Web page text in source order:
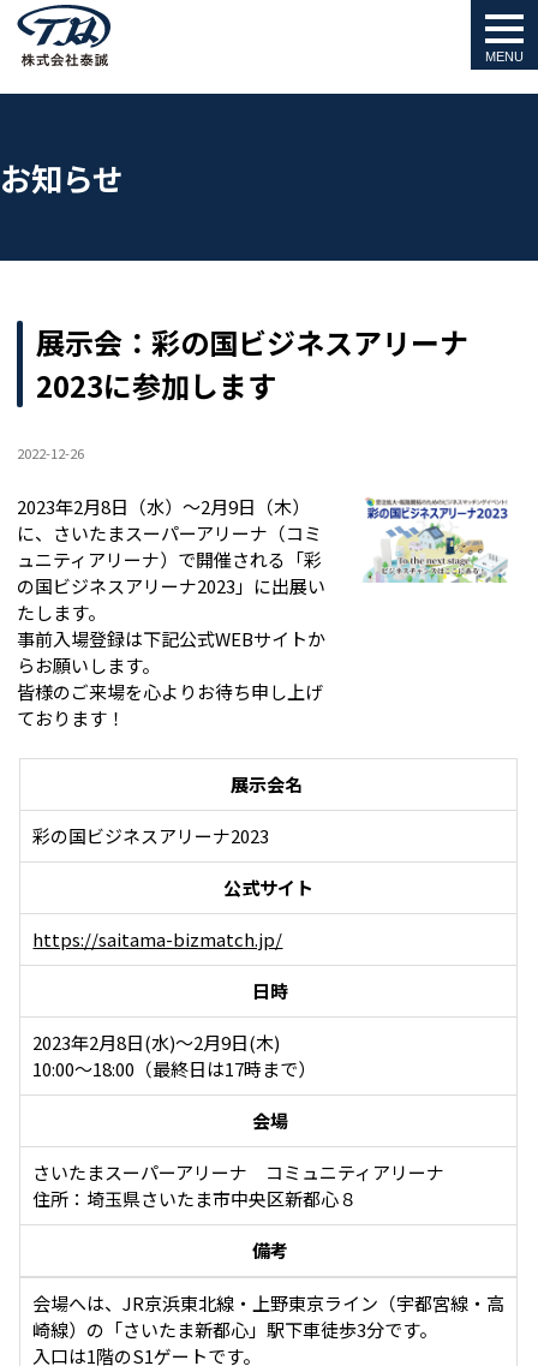
お知らせ
展示会：彩の国ビジネスアリーナ
2023に参加します
2022-12-26
2023年2月8日（水）～2月9日（木）
に、さいたまスーパーアリーナ（コミ
ュニティアリーナ）で開催される「彩
の国ビジネスアリーナ2023」に出展い
たします。
事前入場登録は下記公式WEBサイトか
らお願いします。
皆様のご来場を心よりお待ち申し上げ
ております！
展示会名
彩の国ビジネスアリーナ2023
公式サイト
https://saitama-bizmatch.jp/
日時
2023年2月8日(水)～2月9日(木)
10:00～18:00（最終日は17時まで）
会場
さいたまスーパーアリーナ コミュニティアリーナ
住所：埼玉県さいたま市中央区新都心８
備考
会場へは、JR京浜東北線・上野東京ライン（宇都宮線・高
崎線）の「さいたま新都心」駅下車徒歩3分です。
入口は1階のS1ゲートです。